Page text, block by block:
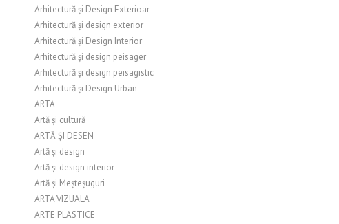
Arhitectură și Design Exterioar
Arhitectură și design exterior
Arhitectură și Design Interior
Arhitectură și design peisager
Arhitectură și design peisagistic
Arhitectură și Design Urban
ARTA
Artă și cultură
ARTĂ ȘI DESEN
Artă și design
Artă și design interior
Artă și Meșteșuguri
ARTA VIZUALA
ARTE PLASTICE